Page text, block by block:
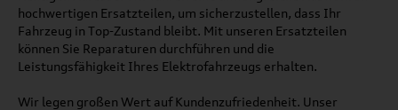
hochwertigen Ersatzteilen, um sicherzustellen, dass Ihr
Fahrzeug in Top-Zustand bleibt. Mit unseren Ersatzteilen
können Sie Reparaturen durchführen und die
Leistungsfähigkeit Ihres Elektrofahrzeugs erhalten.
Wir legen großen Wert auf Kundenzufriedenheit. Unser